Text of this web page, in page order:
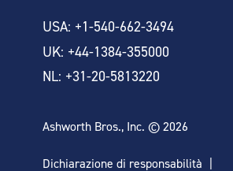
USA: +1-540-662-3494
UK: +44-1384-355000
NL: +31-20-5813220
Ashworth Bros., Inc. © 2026
Dichiarazione di responsabilità